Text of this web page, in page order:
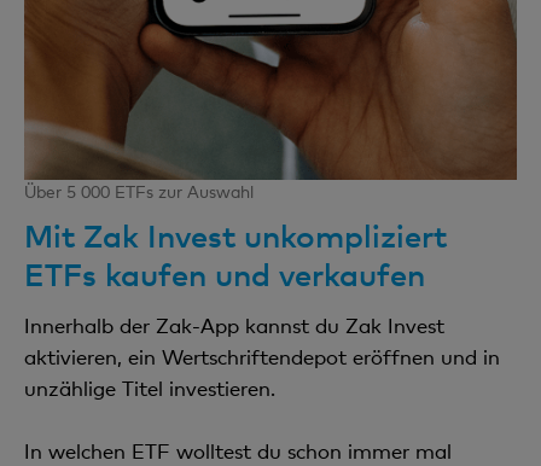
Über 5 000 ETFs zur Auswahl
Mit Zak Invest unkompliziert
ETFs kaufen und verkaufen
Innerhalb der Zak-App kannst du Zak Invest
aktivieren, ein Wertschriftendepot eröffnen und in
unzählige Titel investieren.
In welchen ETF wolltest du schon immer mal